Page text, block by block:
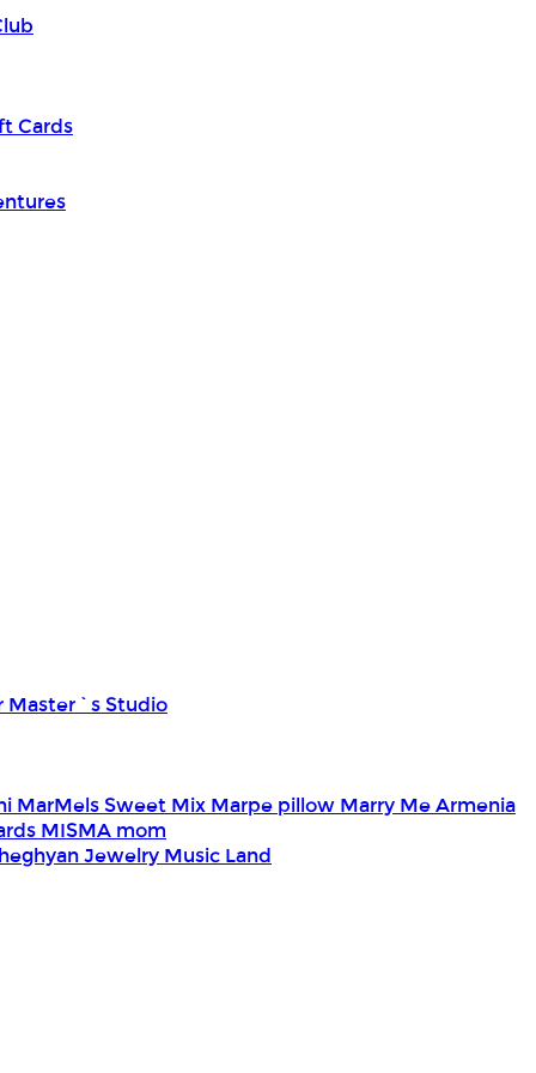
Cards
Master`s Studio
MarMels Sweet Mix Marpe pillow Marry Me Armenia
MISMA mom
Jewelry Music Land